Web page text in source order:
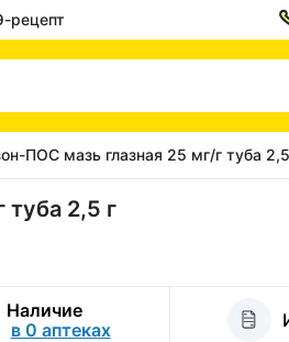
рецепт
ПОС мазь глазная 25 мг/г туба
туба 2,5 г
Наличие
в 0 аптеках